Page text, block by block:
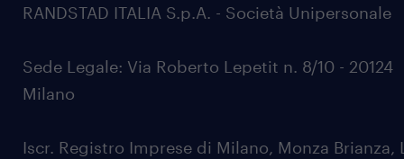
RANDSTAD ITALIA S.p.A. - Società Unipersonale
Sede Legale: Via Roberto Lepetit n. 8/10 - 20124
Milano
Iscr. Registro Imprese di Milano, Monza Brianza,